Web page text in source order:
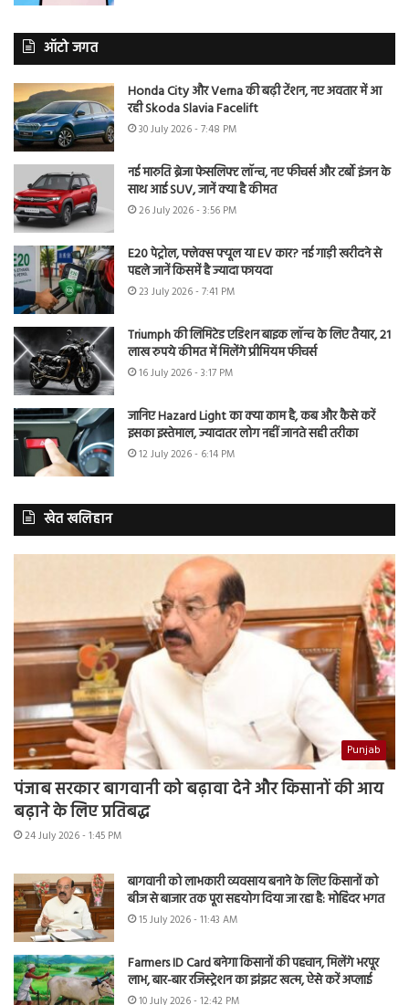
ऑटो जगत
Honda City और Verna की बढ़ी टेंशन, नए अवतार में आ
रही Skoda Slavia Facelift
30 July 2026 - 7:48 PM
नई मारुति ब्रेजा फेसलिफ्ट लॉन्च, नए फीचर्स और टर्बो इंजन के
साथ आई SUV, जानें क्या है कीमत
26 July 2026 - 3:56 PM
E20 पेट्रोल, फ्लेक्स फ्यूल या EV कार? नई गाड़ी खरीदने से
पहले जानें किसमें है ज्यादा फायदा
23 July 2026 - 7:41 PM
Triumph की लिमिटेड एडिशन बाइक लॉन्च के लिए तैयार, 21
लाख रुपये कीमत में मिलेंगे प्रीमियम फीचर्स
16 July 2026 - 3:17 PM
जानिए Hazard Light का क्या काम है, कब और कैसे करें
इसका इस्तेमाल, ज्यादातर लोग नहीं जानते सही तरीका
12 July 2026 - 6:14 PM
खेत खलिहान
Punjab
पंजाब सरकार बागवानी को बढ़ावा देने और किसानों की आय
बढ़ाने के लिए प्रतिबद्ध
24 July 2026 - 1:45 PM
बागवानी को लाभकारी व्यवसाय बनाने के लिए किसानों को
बीज से बाजार तक पूरा सहयोग दिया जा रहा है: मोहिंदर भगत
15 July 2026 - 11:43 AM
Farmers ID Card बनेगा किसानों की पहचान, मिलेंगे भरपूर
लाभ, बार-बार रजिस्ट्रेशन का झंझट खत्म, ऐसे करें अप्लाई
10 July 2026 - 12:42 PM